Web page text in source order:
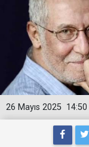
14:50
26 Mayıs 2025